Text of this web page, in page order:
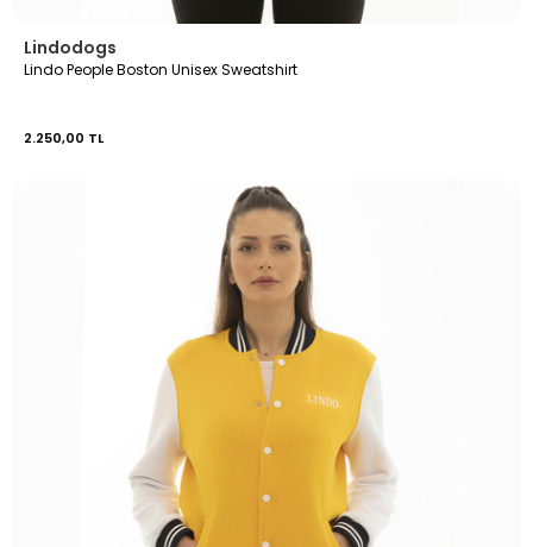
Lindodogs
Lindo People Boston Unisex Sweatshirt
2.250,00 TL